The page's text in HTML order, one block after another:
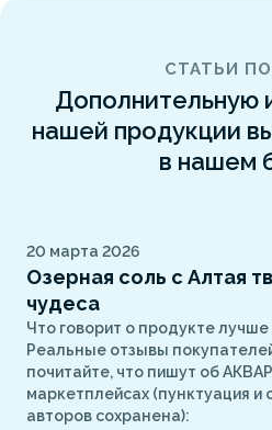
СТАТЬИ
Дополнительную
нашей продукции
в нашем
20 марта 2026
Озерная соль с Алтая
чудеса
Что говорит о продукте лучше
Реальные отзывы
почитайте, что пишут об
маркетплейсах (пунктуация и
авторов сохранена):